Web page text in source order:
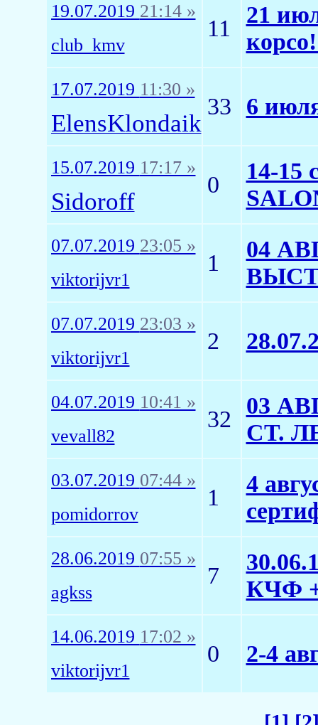
19.07.2019 21:14 »
club_kmv
11
21
17.07.2019 11:30 »
ElensKlondaik
33 6
15.07.2019 17:17 »
Sidoroff
0
14-15
07.07.2019 23:05 »
viktorijvr1
1
04
07.07.2019 23:03 »
viktorijvr1
2
04.07.2019 10:41 »
vevall82
32
03
СТ.
03.07.2019 07:44 »
pomidorrov
1
4
28.06.2019 07:55 »
agkss
7
КЧФ
14.06.2019 17:02 »
viktorijvr1
0 2-4